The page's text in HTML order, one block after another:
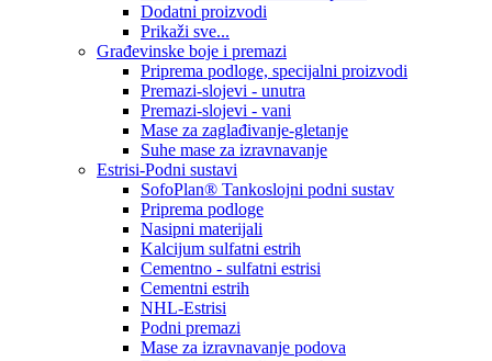
Dodatni proizvodi
Prikaži sve...
Građevinske boje i premazi
Priprema podloge, specijalni proizvodi
Premazi-slojevi - unutra
Premazi-slojevi - vani
Mase za zaglađivanje-gletanje
Suhe mase za izravnavanje
Estrisi-Podni sustavi
SofoPlan® Tankoslojni podni sustav
Priprema podloge
Nasipni materijali
Kalcijum sulfatni estrih
Cementno - sulfatni estrisi
Cementni estrih
NHL-Estrisi
Podni premazi
Mase za izravnavanje podova